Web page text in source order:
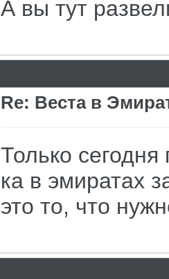
А вы тут
Re: Веста в
Только
ка в эмиратах
это то, что